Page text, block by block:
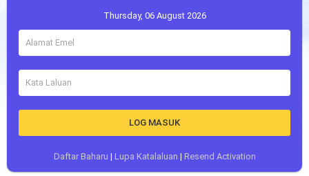
Thursday, 06 August 2026
LOG MASUK
Daftar Baharu | Lupa Katalaluan | Resend Activation